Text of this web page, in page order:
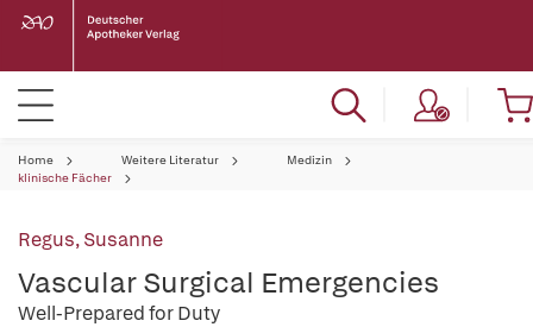
Home Weitere Literatur
Medizin
klinische Fächer
Regus, Susanne
Vascular Surgical Emergencies
Well-Prepared for Duty